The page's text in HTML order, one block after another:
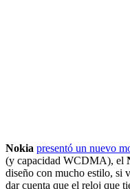
Nokia presentó un nuevo
(y capacidad WCDMA), el
diseño con mucho estilo, si
dar cuenta que el reloj que